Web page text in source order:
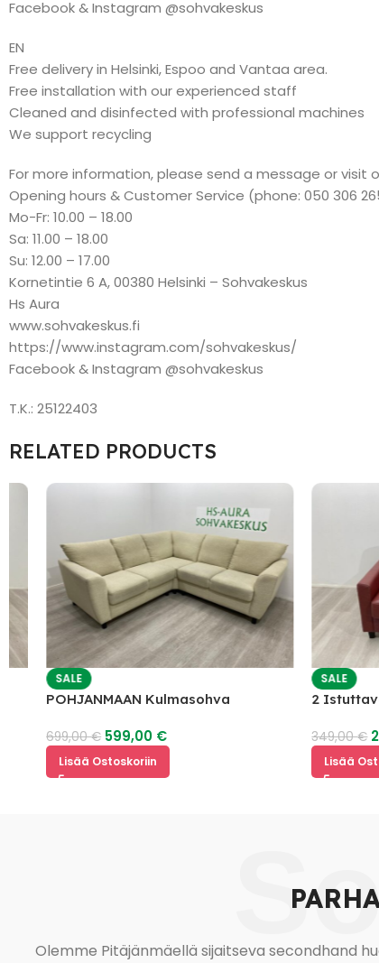
Facebook & Instagram @sohvakeskus
EN
Free delivery in Helsinki, Espoo and Vantaa area.
Free installation with our experienced staff
Cleaned and disinfected with professional machines
We support recycling
For more information, please send a message or visit
Opening hours & Customer Service (phone: 050 306
Mo-Fr: 10.00 – 18.00
Sa: 11.00 – 18.00
Su: 12.00 – 17.00
Kornetintie 6 A, 00380 Helsinki – Sohvakeskus
Hs Aura
www.sohvakeskus.fi
https://www.instagram.com/sohvakeskus/
Facebook & Instagram @sohvakeskus
T.K.: 25122403
RELATED PRODUCTS
SALE
POHJANMAAN Kulmasohva
699,00€ 599,00€
Lisää Ostoskoriin
SALE
2 Istuttava
349,00€
Lisää
Olemme Pitäjänmäellä sijaitseva secondhand